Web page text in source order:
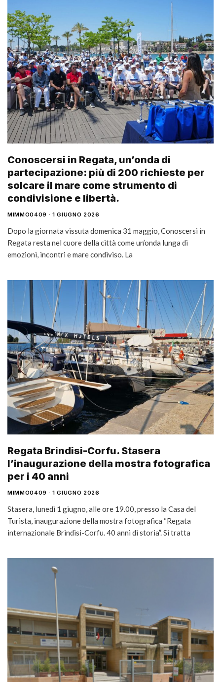
Conoscersi in Regata, un’onda di
partecipazione: più di 200 richieste per
solcare il mare come strumento di
condivisione e libertà.
MIMMO0409 1 GIUGNO 2026
Dopo la giornata vissuta domenica 31 maggio, Conoscersi in
Regata resta nel cuore della città come un’onda lunga di
emozioni, incontri e mare condiviso. La
Regata Brindisi-Corfu. Stasera
l’inaugurazione della mostra fotografica
per i 40 anni
MIMMO0409 1 GIUGNO 2026
Stasera, lunedì 1 giugno, alle ore 19.00, presso la Casa del
Turista, inaugurazione della mostra fotografica “Regata
internazionale Brindisi-Corfu. 40 anni di storia”. Si tratta